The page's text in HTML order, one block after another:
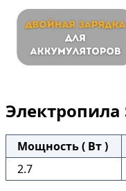
Электропила
Мощность ( Вт )
2.7